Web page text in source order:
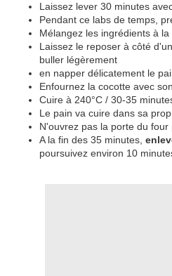
Laissez lever 30 minutes
Pendant ce labs de temps,
Mélangez les ingrédients à la
Laissez le reposer à côté
buller légèrement
en napper délicatement le
Enfournez la cocotte avec
Cuire à 240°C / 30-35
Le pain va cuire dans sa
N'ouvrez pas la porte du four
A la fin des 35 minutes,
poursuivez environ 10